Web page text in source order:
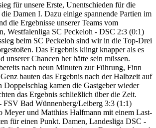
für unsere Erste, Unentschieden für die
Damen I. Dazu einige spannende Partien im
die Ergebnisse unserer Teams vom
Westfalenliga SC Peckeloh - DSC 2:3 (0:1)
beim SC Peckeloh sind wir in die Top-Drei
Das Ergebnis klingt knapper als es
unserer Chancen her hätte sein müssen.
nach neun Minuten zur Führung, Finn
bauten das Ergebnis nach der Halbzeit auf
Doppelschlag kamen die Gastgeber wieder
das Ergebnis schließlich über die Zeit.
Bad Wünnenberg/Leiberg 3:3 (1:1)
Meyer und Matthias Halfmann mit einem Last-
für einen Punkt. Damen, Landesliga DSC -